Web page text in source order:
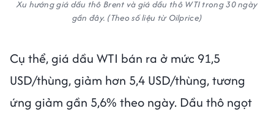
Xu hướng giá dầu thô Brent và giá dầu thô WTI trong 30 ngày
gần đây. (Theo số liệu từ Oilprice)
Cụ thể, giá dầu WTI bán ra ở mức 91,5
USD/thùng, giảm hơn 5,4 USD/thùng, tương
ứng giảm gần 5,6% theo ngày. Dầu thô ngọt